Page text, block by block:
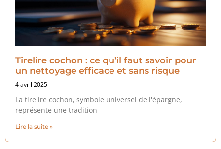
Tirelire cochon : ce qu’il faut savoir pour
un nettoyage efficace et sans risque
4 avril 2025
La tirelire cochon, symbole universel de l'épargne,
représente une tradition
Lire la suite »